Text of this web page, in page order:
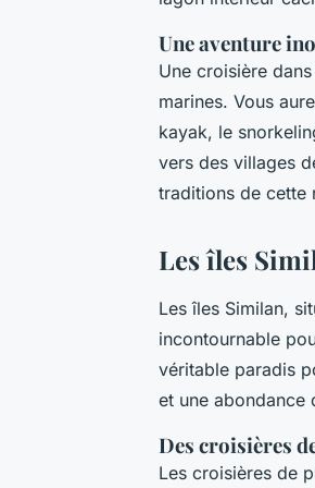
Une aventure
Une croisière
marines. Vous
kayak, le
vers des villages
traditions de cette
Les îles
Les îles Similan,
incontournable
véritable paradis
et une abondance
Des croisières
Les croisières de